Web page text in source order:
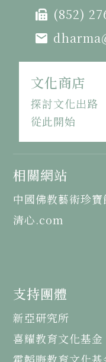
(852)
文化商店
探討文化出路
從此開始
相關網站
中國佛教藝術珍寶
清心.com
支持團體
新亞研究所
喜耀教育文化基金